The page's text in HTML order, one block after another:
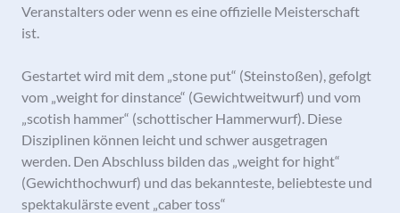
Veranstalters oder wenn es eine offizielle Meisterschaft
ist.
Gestartet wird mit dem „stone put“ (Steinstoßen), gefolgt
vom „weight for dinstance“ (Gewichtweitwurf) und vom
„scotish hammer“ (schottischer Hammerwurf). Diese
Disziplinen können leicht und schwer ausgetragen
werden. Den Abschluss bilden das „weight for hight“
(Gewichthochwurf) und das bekannteste, beliebteste und
spektakulärste event „caber toss“